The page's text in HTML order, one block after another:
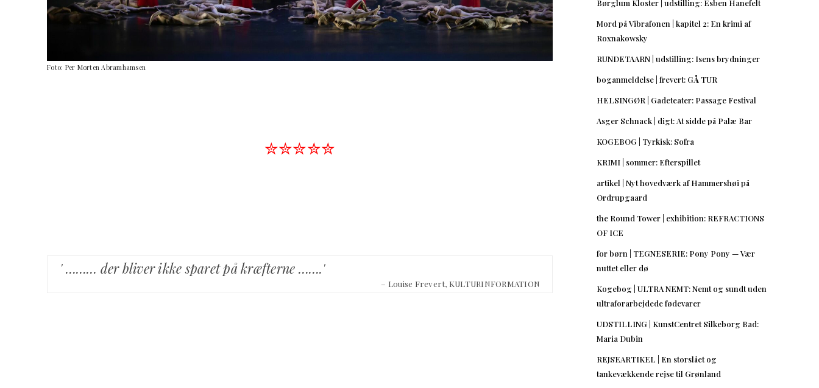
Foto: Per Morten Abramhamsen
✮✮✮✮✮
' ……… der bliver ikke sparet på kræfterne …….'
– Louise Frevert, KULTURINFORMATION
Børglum Kloster | udstilling: Esben Hanefelt
Mord på Vibrafonen | kapitel 2: En krimi af
Roxnakowsky
RUNDETAARN | udstilling: Isens brydninger
boganmeldelse | frevert: GÅ TUR
HELSINGØR | Gadeteater: Passage Festival
Asger Schnack | digt: At sidde på Palæ Bar
KOGEBOG | Tyrkisk: Sofra
KRIMI | sommer: Efterspillet
artikel | Nyt hovedværk af Hammershøi på
Ordrupgaard
the Round Tower | exhibition: REFRACTIONS
OF ICE
for børn | TEGNESERIE: Pony Pony — Vær
nuttet eller dø
Kogebog | ULTRA NEMT: Nemt og sundt uden
ultraforarbejdede fødevarer
UDSTILLING | KunstCentret Silkeborg Bad:
Maria Dubin
REJSEARTIKEL | En storslået og
tankevækkende rejse til Grønland